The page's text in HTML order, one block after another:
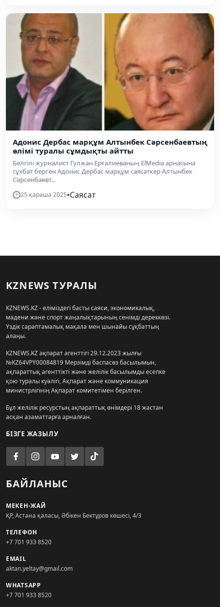
Адонис Дербас марқұм Алтынбек Сәрсенбаевтың
өлімі туралы сұмдықты айтты
Белгілі журналист Гүлжан Ерғалиеваның ElMedia арнасына
сұхбат берген Адонис Дербас марқұм саясаткер Алтынбек
Сәрсенбаевт...
25 қараша 2025•Саясат
KZNEWS ТУРАЛЫ
KZNEWS.KZ - еліміздегі басты саяси, экономикалық,
мәдени және спорт жаңалықтарының сенімді дереккөзі.
Үздік сараптамалық мақала мен шынайы сұқбаттың
алаңы.
KZNEWS.KZ ақпарат агенттігі 29.12.2023 жылғы
№KZ64VPY00084819 Мерзімді баспасөз басылымын,
ақпараттық агенттікті және желілік басылымды есепке
қою туралы куәлігі, Ақпарат және коммуникация
министрлігінің Ақпарат комитетімен берілген.
Бұл желілік ресурстың ақпараттық өнімдері 18 жастан
асқан азаматтарға арналған.
БІЗГЕ ЖАЗЫЛУ
БАЙЛАНЫС
МЕКЕН-ЖАЙ
ҚР, Астана қаласы, Әбікен Бектұров көшесі, 4/3
ТЕЛЕФОН
+7 701 933 8520
EMAIL
aktan.yeltay@gmail.com
WHATSAPP
+7 701 933 8520